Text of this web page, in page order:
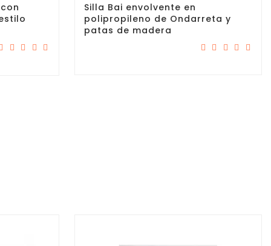
Silla Bai envolvente en
polipropileno de Ondarreta y
patas de madera